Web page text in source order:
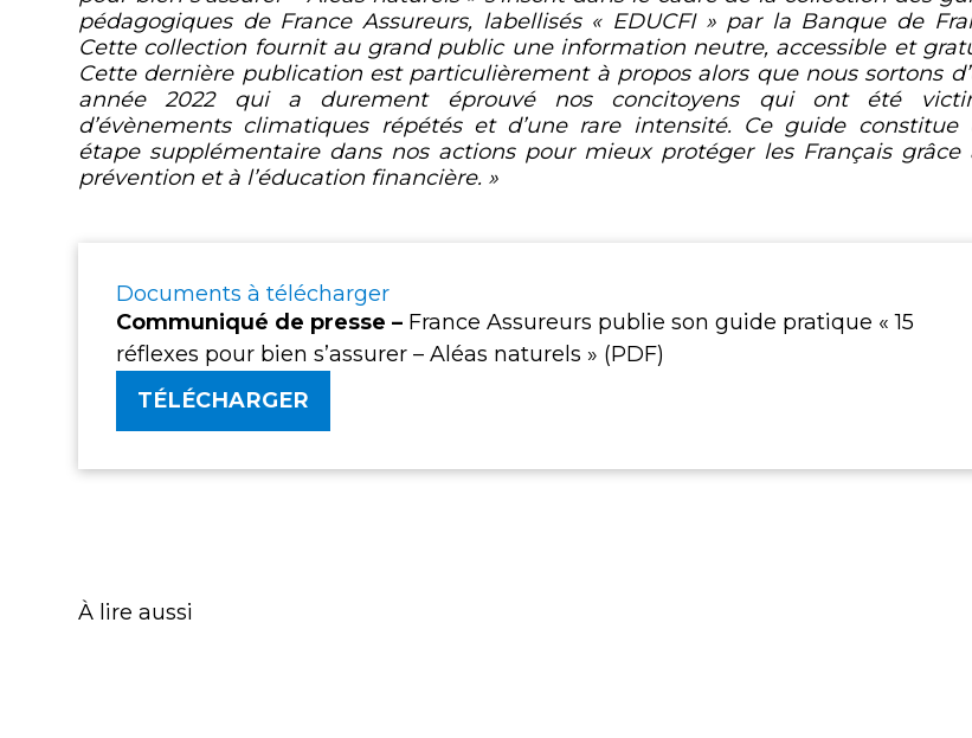
pédagogiques de France Assureurs, labellisés « EDUCFI » par la Banque de
Cette collection fournit au grand public une information neutre, accessible et
Cette dernière publication est particulièrement à propos alors que nous sortons
année 2022 qui a durement éprouvé nos concitoyens qui ont été
d’évènements climatiques répétés et d’une rare intensité. Ce guide constitue
étape supplémentaire dans nos actions pour mieux protéger les Français grâce
prévention et à l’éducation financière. »
Documents à télécharger
Communiqué de presse – France Assureurs publie son guide pratique « 15
réflexes pour bien s’assurer – Aléas naturels » (PDF)
TÉLÉCHARGER
À lire aussi